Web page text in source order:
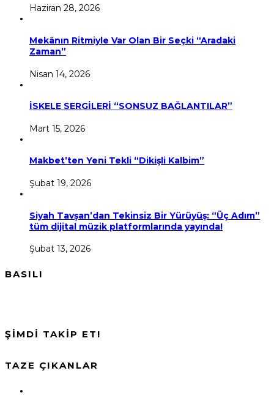
Haziran 28, 2026
Mekânın Ritmiyle Var Olan Bir Seçki “Aradaki
Zaman”
Nisan 14, 2026
İSKELE SERGİLERİ “SONSUZ BAĞLANTILAR”
Mart 15, 2026
Makbet’ten Yeni Tekli “Dikişli Kalbim”
Şubat 19, 2026
Siyah Tavşan’dan Tekinsiz Bir Yürüyüş: “Üç Adım”
tüm dijital müzik platformlarında yayında!
Şubat 13, 2026
BASILI
ŞİMDİ TAKİP ET!
TAZE ÇIKANLAR